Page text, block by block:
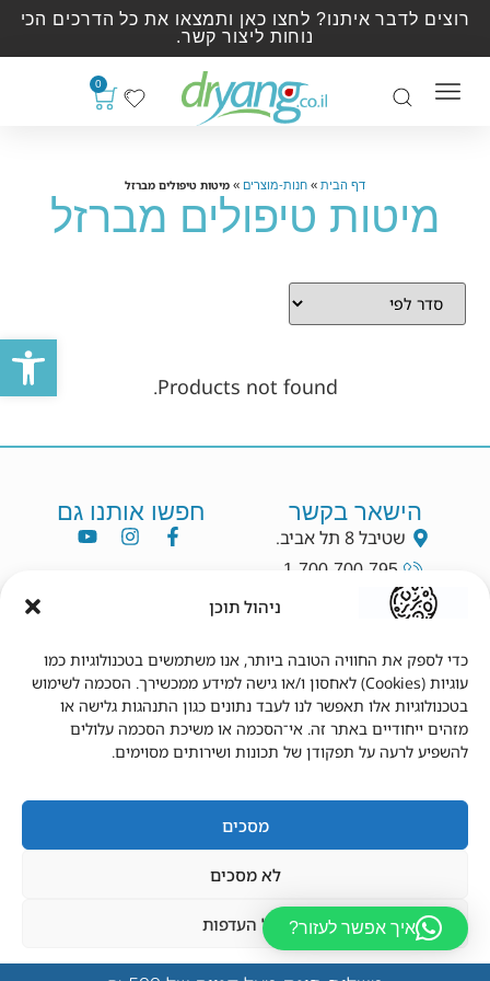
פתח
ניהול תוכן
כדי לספק את החוויה הטובה ביותר, אנו משתמשים בטכנולוגיות כמו
עוגיות (Cookies) לאחסון ו/או גישה למידע ממכשירך. הסכמה לשימוש
בטכנולוגיות אלו תאפשר לנו לעבד נתונים כגון התנהגות גלישה או
מזהים ייחודיים באתר זה. אי־הסכמה או משיכת הסכמה עלולים
להשפיע לרעה על תפקודן של תכונות ושירותים מסוימים.
מסכים
לא מסכים
נהל העדפות
מדיניות פרטיותמדיניות פרטיות
רוצים לדבר איתנו? לחצו כאן ותמצאו את כל הדרכים הכי
נוחות ליצור קשר.
0
דף הבית » חנות-מוצרים » מיטות טיפולים מברזל
מיטות טיפולים מברזל
Products not found.
הישאר בקשר
שטיבל 8 תל אביב.
1-700-700-795
info@dryang.co.il
חפשו אותנו גם
תנאי שימוש
תקנון
תנאי שימוש
מידע נוסף
צור קשר
מדיניות פרטיות
© 2026 כל הזכויות שמורות לד"ר יאנג.
עוצב ונבנה על ידיlizmiz
איך אפשר לעזור?